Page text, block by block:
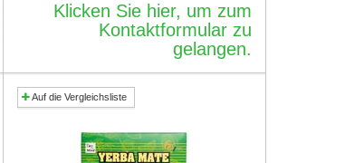
Klicken Sie hier, um zum
Kontaktformular zu
gelangen.
Auf die Vergleichsliste